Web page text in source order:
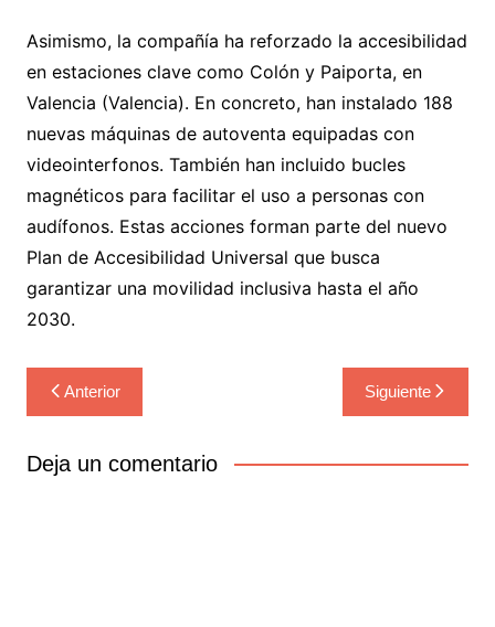
Asimismo, la compañía ha reforzado la accesibilidad
en estaciones clave como Colón y Paiporta, en
Valencia (Valencia). En concreto, han instalado 188
nuevas máquinas de autoventa equipadas con
videointerfonos. También han incluido bucles
magnéticos para facilitar el uso a personas con
audífonos. Estas acciones forman parte del nuevo
Plan de Accesibilidad Universal que busca
garantizar una movilidad inclusiva hasta el año
2030.
Navegación
de
entradas
Anterior Siguiente
Deja un comentario